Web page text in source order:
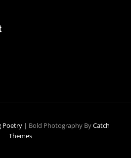
Poetry | Bold Photography ByCatch
Themes